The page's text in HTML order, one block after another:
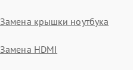
Замена крышки ноутбука
Замена HDMI